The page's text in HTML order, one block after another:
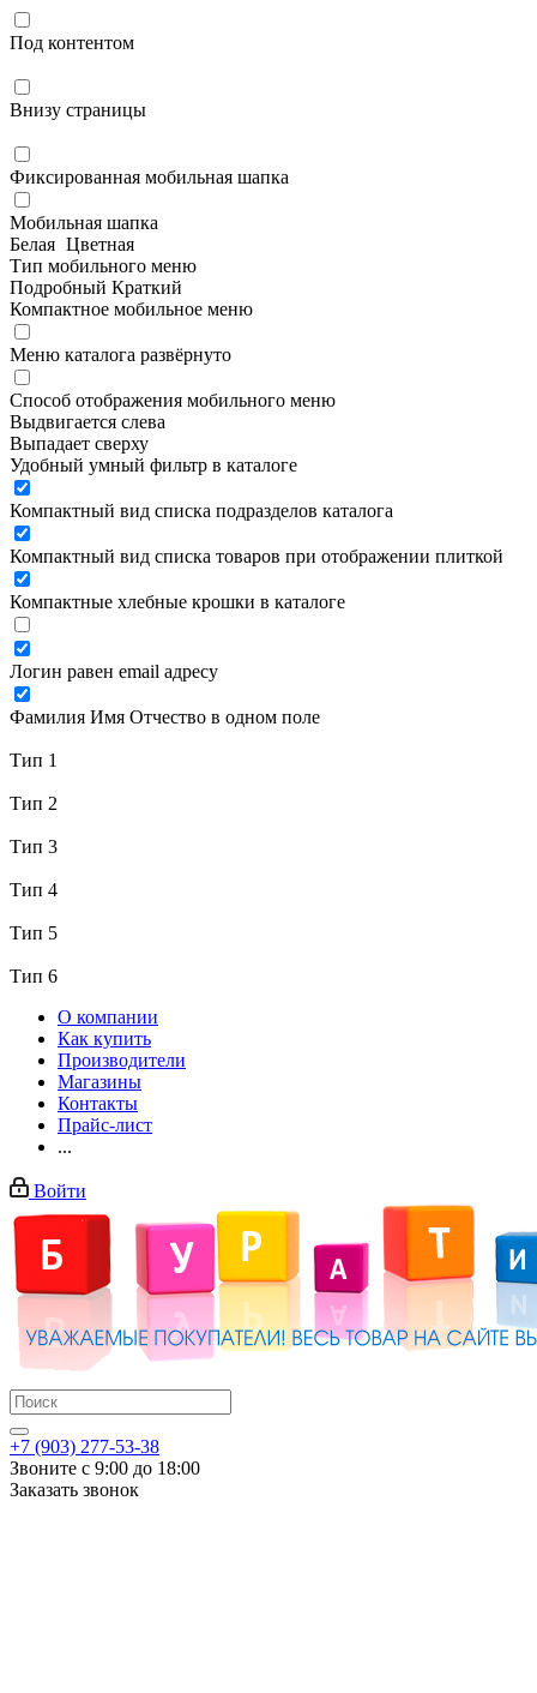
Под контентом
Внизу страницы
Фиксированная мобильная шапка
Мобильная шапка
Белая Цветная
Тип мобильного меню
Подробный Краткий
Компактное мобильное меню
Меню каталога развёрнуто
Способ отображения мобильного меню
Выдвигается слева
Выпадает сверху
Удобный умный фильтр в каталоге
Компактный вид списка подразделов каталога
Компактный вид списка товаров при отображении плиткой
Компактные хлебные крошки в каталоге
Логин равен email адресу
Фамилия Имя Отчество в одном поле
Тип 1
Тип 2
Тип 3
Тип 4
Тип 5
Тип 6
О компании
Как купить
Производители
Магазины
Контакты
Прайс-лист
...
Войти
+7 (903) 277-53-38
Звоните с 9:00 до 18:00
Заказать звонок